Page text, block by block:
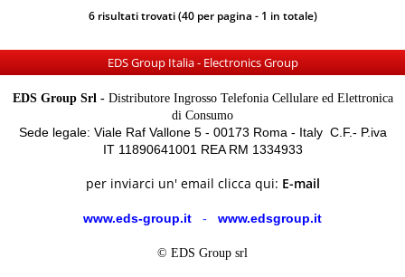
6 risultati trovati (40 per pagina - 1 in totale)
EDS Group Italia - Electronics Group
EDS Group Srl -Distributore Ingrosso Telefonia Cellulare ed Elettronica
di Consumo
Sede legale: Viale Raf Vallone 5 - 00173 Roma - Italy C.F.- P.iva
IT 11890641001 REA RM 1334933
per inviarci un' email clicca qui: E-mail
www.eds-group.it - www.edsgroup.it
© EDS Group srl